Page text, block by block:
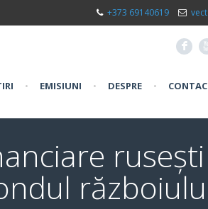
+373 69140619
F
• EMISIUNI • DESPRE •
rusești